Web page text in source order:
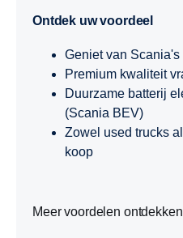
Ontdek uw voordeel
Geniet van
Premium kwaliteit
Duurzame batterij
(Scania BEV)
Zowel used trucks
koop
Meer voordelen ontdekken